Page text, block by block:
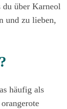
du über Karneol
und zu lieben,
häufig als